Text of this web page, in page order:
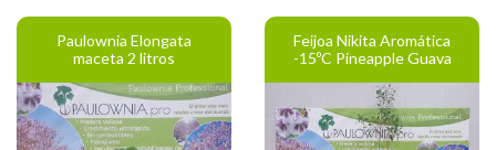
Paulownia Elongata
maceta 2 litros
Feijoa Nikita Aromática
-15ºC Pineapple Guava